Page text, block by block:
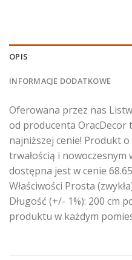
OPIS
INFORMACJE DODATKOWE
Oferowana przez nas
od producenta OracDecor
najniższej cenie! Produkt
trwałością i nowoczesnym
dostępna jest w cenie
Właściwości Prosta
Długość (+/- 1%): 200 cm
produktu w każdym